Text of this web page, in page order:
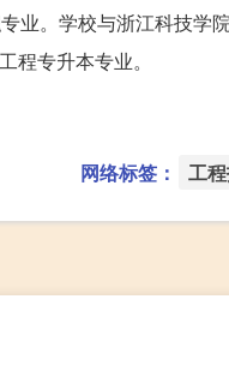
业。学校与浙江科技学
程专升本专业。
网络标签： 工